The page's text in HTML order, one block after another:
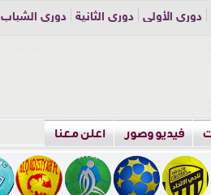
دوري الأولى دوري الثانية
دوري الشباب
فيديو وصور اعلن معنا